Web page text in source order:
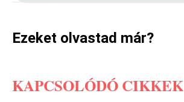
Ezeket olvastad már?
KAPCSOLÓDÓ CIKKEK